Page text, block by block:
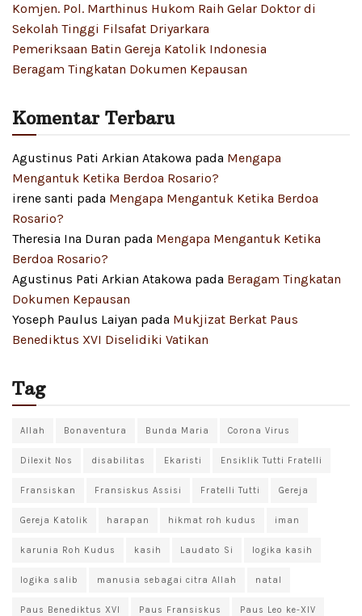
Komjen. Pol. Marthinus Hukom Raih Gelar Doktor di
Sekolah Tinggi Filsafat Driyarkara
Pemeriksaan Batin Gereja Katolik Indonesia
Beragam Tingkatan Dokumen Kepausan
Komentar Terbaru
Agustinus Pati Arkian Atakowa pada Mengapa
Mengantuk Ketika Berdoa Rosario?
irene santi pada Mengapa Mengantuk Ketika Berdoa
Rosario?
Theresia Ina Duran pada Mengapa Mengantuk Ketika
Berdoa Rosario?
Agustinus Pati Arkian Atakowa pada Beragam Tingkatan
Dokumen Kepausan
Yoseph Paulus Laiyan pada Mukjizat Berkat Paus
Benediktus XVI Diselidiki Vatikan
Tag
Allah Bonaventura Bunda Maria Corona Virus
Dilexit Nos disabilitas Ekaristi Ensiklik Tutti Fratelli
Fransiskan Fransiskus Assisi Fratelli Tutti Gereja
Gereja Katolik harapan hikmat roh kudus iman
karunia Roh Kudus kasih Laudato Si logika kasih
logika salib manusia sebagai citra Allah natal
Paus Benediktus XVI Paus Fransiskus Paus Leo ke-XIV